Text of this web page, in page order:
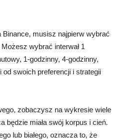
musisz najpierw wybrać
wybrać interwał 1
1-godzinny, 4-godzinny,
swoich preferencji i strategii
zobaczysz na wykresie wiele
będzie miała swój korpus i cień.
lub białego, oznacza to, że